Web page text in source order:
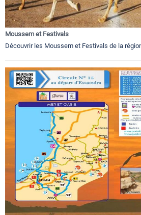
Moussem et Festivals
Découvrir les Moussem et Festivals de la